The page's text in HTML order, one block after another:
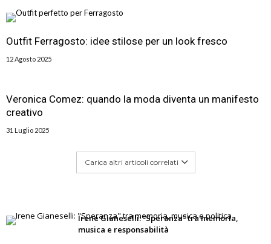
Outfit Ferragosto: idee stilose per un look fresco
12 Agosto 2025
Veronica Comez: quando la moda diventa un manifesto
creativo
31 Luglio 2025
Carica altri articoli correlati
Irene Gianeselli: “Speranza” tra memoria,
musica e responsabilità